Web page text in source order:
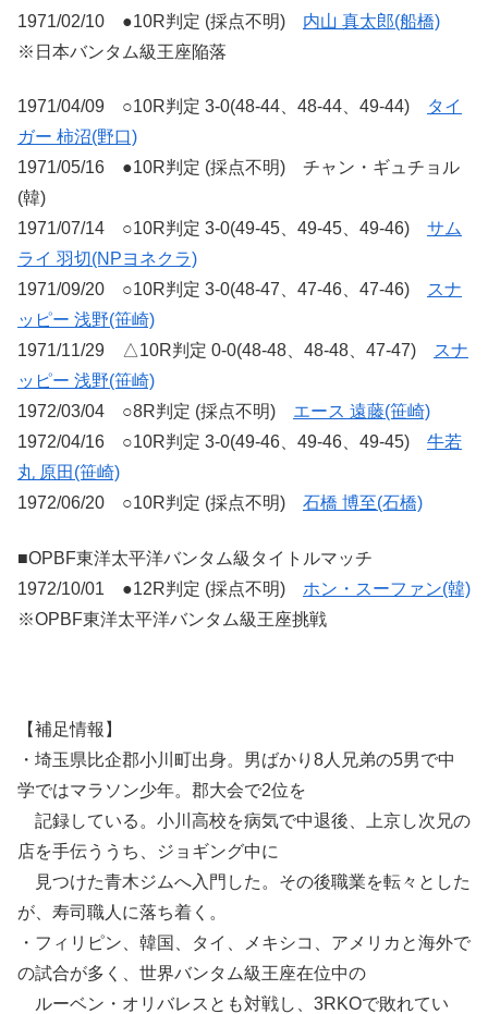
1971/02/10 ●10R判定 (採点不明) 内山 真太郎(船橋)
※日本バンタム級王座陥落
1971/04/09 ○10R判定 3-0(48-44、48-44、49-44)
タイ
ガー 柿沼(野口)
1971/05/16 ●10R判定 (採点不明) チャン・ギュチョル
(韓)
1971/07/14 ○10R判定 3-0(49-45、49-45、49-46) サム
ライ 羽切(NPヨネクラ)
1971/09/20 ○10R判定 3-0(48-47、47-46、47-46)
スナ
ッピー 浅野(笹崎)
1971/11/29 △10R判定 0-0(48-48、48-48、47-47)
スナ
ッピー 浅野(笹崎)
1972/03/04 ○8R判定 (採点不明) エース 遠藤(笹崎)
1972/04/16 ○10R判定 3-0(49-46、49-46、49-45) 牛若
丸 原田(笹崎)
1972/06/20 ○10R判定 (採点不明) 石橋 博至(石橋)
■OPBF東洋太平洋バンタム級タイトルマッチ
1972/10/01 ●12R判定 (採点不明) ホン・スーファン(韓)
※OPBF東洋太平洋バンタム級王座挑戦
【補足情報】
・埼玉県比企郡小川町出身。男ばかり8人兄弟の5男で中
学ではマラソン少年。郡大会で2位を
記録している。小川高校を病気で中退後、上京し次兄の
店を手伝ううち、ジョギング中に
見つけた青木ジムへ入門した。その後職業を転々とした
が、寿司職人に落ち着く。
・フィリピン、韓国、タイ、メキシコ、アメリカと海外で
の試合が多く、世界バンタム級王座在位中の
ルーベン・オリバレスとも対戦し、3RKOで敗れてい